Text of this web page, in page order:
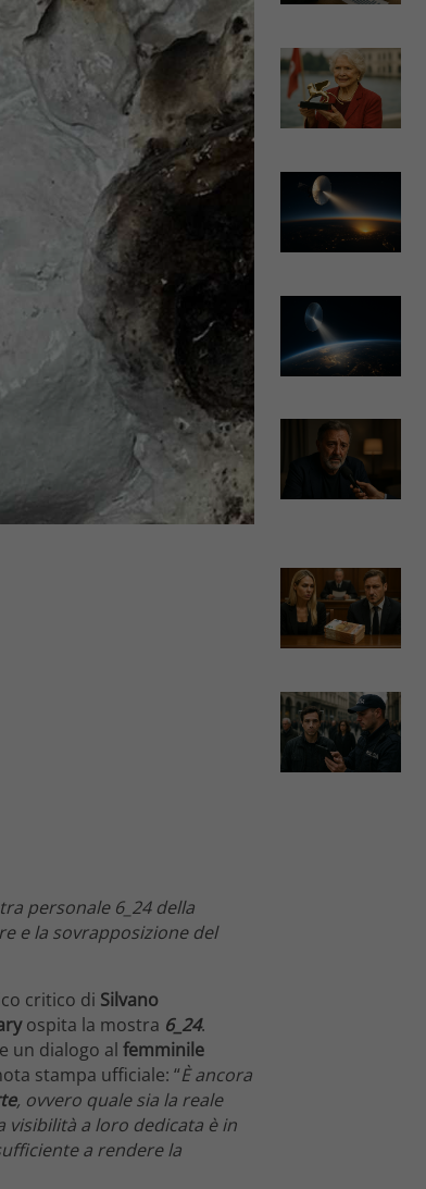
personale 6_24 della
e la sovrapposizione del
critico di Silvano
ospita la mostra 6_24.
un dialogo al femminile
stampa ufficiale: “È ancora
, ovvero quale sia la reale
a loro dedicata è in
a rendere la